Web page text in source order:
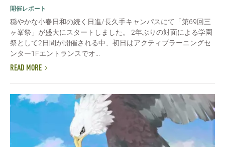
開催レポート
穏やかな小春日和の続く日進/長久手キャンパスにて「第69回三
ヶ峯祭」が盛大にスタートしました。 2年ぶりの対面による学園
祭として2日間が開催される中、初日はアクティブラーニングセ
ンター1Fエントランスでオ...
READ MORE